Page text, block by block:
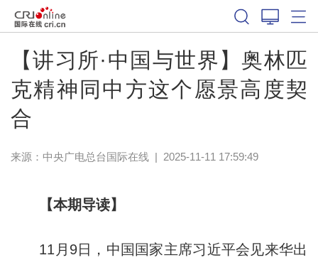
【讲习所·中国与世界】奥林匹
克精神同中方这个愿景高度契
合
来源：中央广电总台国际在线| 2025-11-11 17:59:49
【本期导读】
11月9日，中国国家主席习近平会见来华出